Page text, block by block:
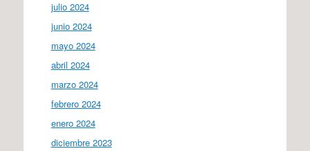
julio 2024
junio 2024
mayo 2024
abril 2024
marzo 2024
febrero 2024
enero 2024
diciembre 2023